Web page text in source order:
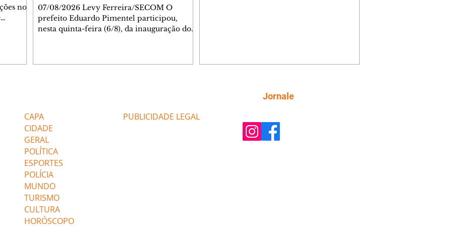
no
07/08/2026 Levy Ferreira/SECOM O
prefeito Eduardo Pimentel participou,
nesta quinta-feira (6/8), da inauguração do
Avenida Affonso Penna, 297. A nova
estrutura reúne áreas administrativas,
centro de treina
CAPA
CIDADE
GERAL
POLÍTICA
ESPORTES
POLÍCIA
MUNDO
TURISMO
CULTURA
HORÓSCOPO
PUBLICIDADE LEGAL
Jornale